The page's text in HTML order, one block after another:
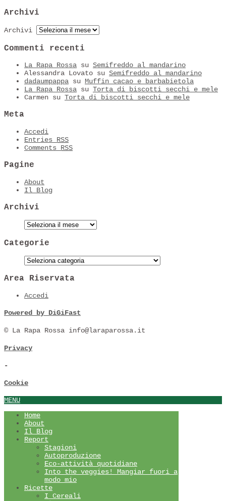
Archivi
Archivi
Commenti recenti
La Rapa Rossa su Semifreddo al mandarino
Alessandra Lovato su Semifreddo al mandarino
dadaumpappa su Muffin cacao e barbabietola
La Rapa Rossa su Torta di biscotti secchi e mele
Carmen su Torta di biscotti secchi e mele
Meta
Accedi
Entries RSS
Comments RSS
Pagine
About
Il Blog
Archivi
Categorie
Area Riservata
Accedi
Powered by DiGiFast
© La Rapa Rossa info@laraparossa.it
Privacy
-
Cookie
MENU
Home
About
Il Blog
Report
Stagioni
Autoproduzione
Eco-attività quotidiane
Into the veggies! Mangiar fuori a
modo mio
Ricette
I Cereali